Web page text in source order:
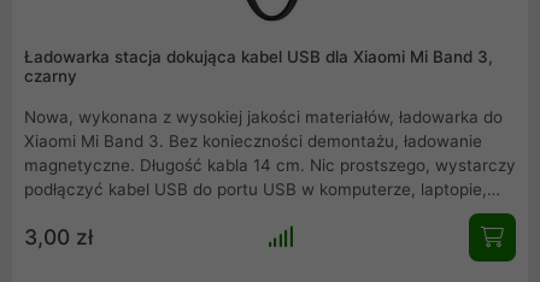
Ładowarka stacja dokująca kabel USB dla Xiaomi Mi Band 3,
czarny
Nowa, wykonana z wysokiej jakości materiałów, ładowarka do
Xiaomi Mi Band 3. Bez konieczności demontażu, ładowanie
magnetyczne. Długość kabla 14 cm. Nic prostszego, wystarczy
podłączyć kabel USB do portu USB w komputerze, laptopie,
notebooku, ładowarce ściennej lub ładowarce samochodowej,
aby naładować. Zapewnia szybką i stabilną prędkość
3,00 zł